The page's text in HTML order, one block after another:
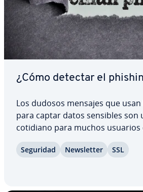
¿Cómo detectar el
Los dudosos mensajes que
para captar datos sensibles son
cotidiano para muchos
cada año, ocasiona daños que
Seguridad Ne­w­s­le­t­ter SSL